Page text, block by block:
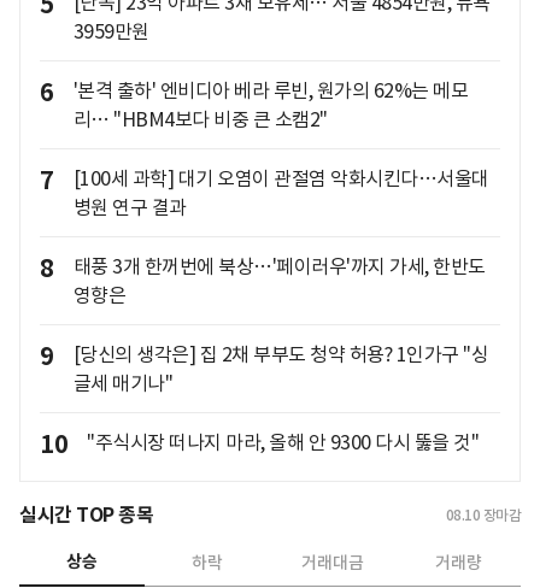
3959만원
6
'본격 출하' 엔비디아 베라 루빈, 원가의 62%는 메모
리… "HBM4보다 비중 큰 소캠2"
7
[100세 과학] 대기 오염이 관절염 악화시킨다…서울대
병원 연구 결과
8
태풍 3개 한꺼번에 북상…'페이러우'까지 가세, 한반도
영향은
9
[당신의 생각은] 집 2채 부부도 청약 허용? 1인가구 "싱
글세 매기나"
10 "주식시장 떠나지 마라, 올해 안 9300 다시 뚫을 것"
실시간 TOP 종목 08.10 장마감
상승 하락 거래대금 거래량